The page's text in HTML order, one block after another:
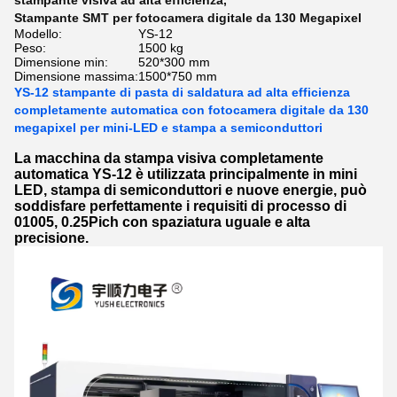
Stampante SMT per fotocamera digitale da 130 Megapixel
Modello:
YS-12
Peso:
1500 kg
Dimensione min:
520*300 mm
Dimensione massima:1500*750 mm
YS-12 stampante di pasta di saldatura ad alta efficienza
completamente automatica con fotocamera digitale da 130
megapixel per mini-LED e stampa a semiconduttori
La macchina da stampa visiva completamente
automatica YS-12 è utilizzata principalmente in mini
LED, stampa di semiconduttori e nuove energie, può
soddisfare perfettamente i requisiti di processo di
01005, 0.25Pich con spaziatura uguale e alta
precisione.